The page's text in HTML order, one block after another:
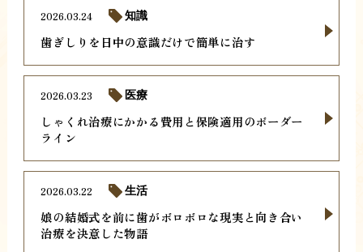
歯ぎしりを日中の意識だけで簡単に治す
2026.03.24 知識
しゃくれ治療にかかる費用と保険適用のボーダー
ライン
2026.03.23 医療
娘の結婚式を前に歯がボロボロな現実と向き合い
治療を決意した物語
2026.03.22 生活